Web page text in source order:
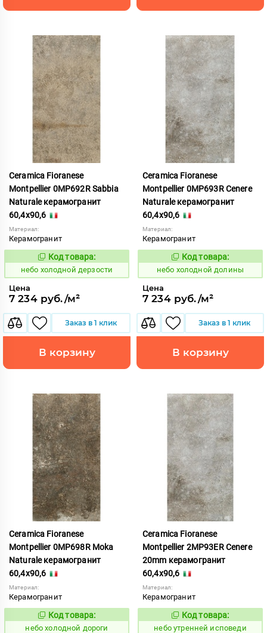
Ceramica Fioranese
Montpellier 0MP692R Sabbia
Naturale керамогранит
60,4x90,6
Материал:
Керамогранит
1123520
Код товара:
небо холодной дерзости
Цена
7 234 руб./м²
Заказ в 1 клик
В корзину
Ceramica Fioranese
Montpellier 0MP693R Cenere
Naturale керамогранит
60,4x90,6
Материал:
Керамогранит
1123521
Код товара:
небо холодной долины
Цена
7 234 руб./м²
Заказ в 1 клик
В корзину
Ceramica Fioranese
Montpellier 0MP698R Moka
Naturale керамогранит
60,4x90,6
Материал:
Керамогранит
1123522
Код товара:
небо холодной дороги
Ceramica Fioranese
Montpellier 2MP93ER Cenere
20mm керамогранит
60,4x90,6
Материал:
Керамогранит
1123035
Код товара:
небо утренней исповеди